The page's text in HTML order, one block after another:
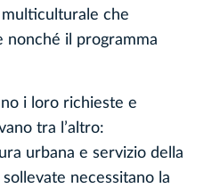
che
il programma
i loro richieste e
tra l’altro:
urbana e servizio della
necessitano la